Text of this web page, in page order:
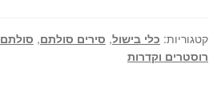
קטגוריות: כלי בישול, סירים סולתם, סולתם
רוסטרים וקדרות